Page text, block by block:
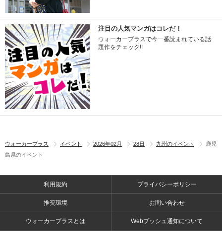
注目の人気マンガはコレだ！
ウォーカープラスで今一番読まれている話
題作をチェック!!
ウォーカープラス イベント 2026年02月 28日 九州のイベント
鹿児
島県のイベント
利用規約 プライバシーポリシー
推奨環境 お問い合わせ
ウォーカープラスとは Webプッシュ通知について